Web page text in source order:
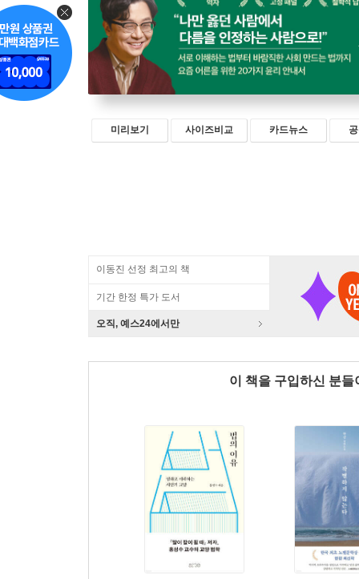
미리보기 사이즈비교 카드뉴스
이동진 선정 최고의 책
기간 한정 특가 도서
오직, 예스24에서만
이 책을 구입하신 분